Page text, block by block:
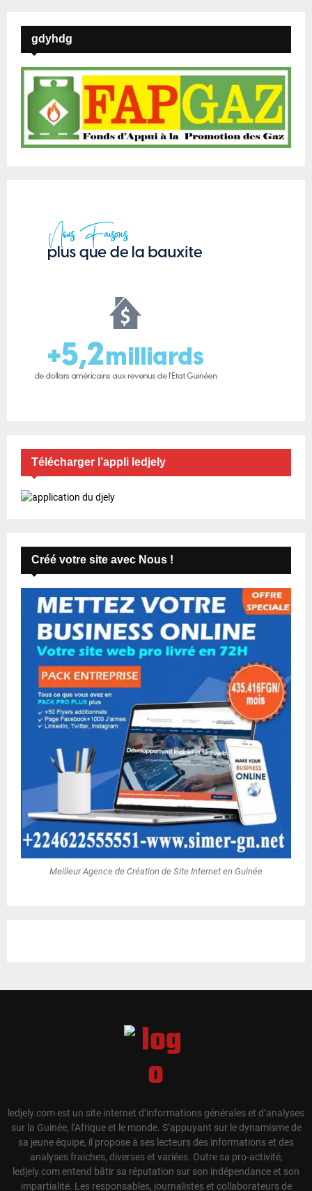
gdyhdg
Télécharger l’appli ledjely
Créé votre site avec Nous !
Meilleur Agence de Création de Site Internet en Guinée
ledjely.com est un site internet d’informations générales et d’analyses
sur la Guinée, l’Afrique et le monde. S’appuyant sur le dynamisme de
sa jeune équipe, il propose à ses lecteurs des informations et des
analyses fraiches, diverses et variées. Outre sa pro-activité,
ledjely.com entend bâtir sa réputation sur son indépendance et son
impartialité. Les responsables, journalistes et collaborateurs de